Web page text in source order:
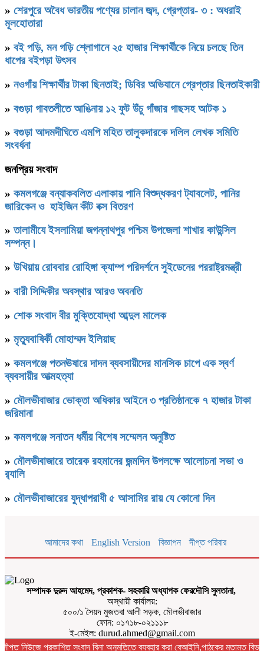
» শেরপুরে অবৈধ ভারতীয় পণ্যের চালান জব্দ, গ্রেপ্তার- ৩ : অধরাই
মূলহোতারা
» বই পড়ি, মন গড়ি শ্লোগানে ২৫ হাজার শিক্ষার্থীকে নিয়ে চলছে তিন
ধাপের বইপড়া উৎসব
» নওগাঁয় শিক্ষার্থীর টাকা ছিনতাই; ডিবির অভিযানে গ্রেপ্তার ছিনতাইকারী
» বগুড়া গাবতলীতে আঙিনায় ১২ ফুট উঁচু গাঁজার গাছসহ আটক ১
» বগুড়া আদমদীঘিতে এমপি মহিত তালুকদারকে দলিল লেখক সমিতি
সংবর্ধনা
জনপ্রিয় সংবাদ
» কমলগঞ্জে বন্যাকবলিত এলাকায় পানি বিশুদ্ধকরণ ট্যাবলেট, পানির
জারিকেন ও হাইজিন কীট বক্স বিতরণ
»‎তালামীযে ইসলামিয়া জগন্নাথপুর পশ্চিম উপজেলা শাখার কাউন্সিল
সম্পন্ন।
» উখিয়ায় রোববার রোহিঙ্গা ক্যাম্প পরিদর্শনে সুইডেনের পররাষ্ট্রমন্ত্রী
» বারী সিদ্দিকীর অবস্থার আরও অবনতি
» শোক সংবাদ বীর মুক্তিযোদ্ধা আব্দুল মালেক
» মৃত্যুবাষির্কী মোহাম্মদ ইলিয়াছ
» কমলগঞ্জে পতনঊষারে দাদন ব্যবসায়ীদের মানসিক চাপে এক স্বর্ণ
ব্যবসায়ীর আত্মহত্যা
» মৌলভীবাজার ভোক্তা অধিকার আইনে ৩ প্রতিষ্ঠানকে ৭ হাজার টাকা
জরিমানা
» কমলগঞ্জে সনাতন ধর্মীয় বিশেষ সম্মেলন অনুষ্টিত
» মৌলভীবাজারে তারেক রহমানের জন্মদিন উপলক্ষে আলোচনা সভা ও
র‌্যালি
» মৌলভীবাজারের যুদ্ধাপরাধী ৫ আসামির রায় যে কোনো দিন
আমাদের কথা English Version বিজ্ঞাপন দীপ্ত পরিবার
সম্পাদক দুরুদ আহমেদ, প্রকাশক- সহকারি অধ্যাপক ফেরদৌসি সুলতানা,
অস্থায়ী কার্যালয়:
৫০০/১ সৈয়দ মুজতবা আলী সড়ক, মৌলভীবাজার
ফোন: ০১৭১৮-০২১১১৮
ই-মেইল: durud.ahmed@gmail.com
দীপ্ত নিউজে প্রকাশিত সংবাদ বিনা অনুমতিতে ব্যবহার করা বেআইনি,পাঠকের মতামত